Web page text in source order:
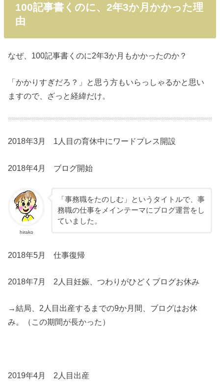
100記事書くのに、2年3か月かかった理
由
なぜ、100記事書くのに2年3か月もかかったのか？
「かかりすぎだろ？」と思う方もいらっしゃるかと思い
ますので、ざっと経緯だけ。
2018年3月 1人目の育休中にワードプレス開設
2018年4月 ブログ開始
hirako
「事務職をたのしむ」というタイトルで、事
務職の仕事をメインテーマにブログ運営をし
ていました。
2018年5月 仕事復帰
2018年7月 2人目妊娠、つわりがひどくブログお休み
→結局、2人目出産するまでの9か月間、ブログはお休
み。（この期間が長かった）
2019年4月 2人目出産